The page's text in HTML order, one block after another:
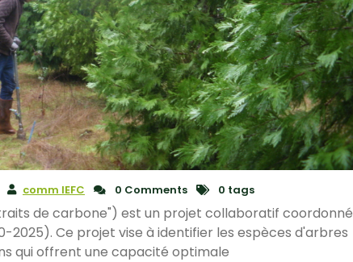
comm IEFC 0 Comments 0 tags
de carbone") est un projet collaboratif coordonné
2025). Ce projet vise à identifier les espèces d'arbres
qui offrent une capacité optimale